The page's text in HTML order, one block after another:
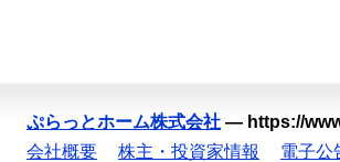
ぷらっとホーム株式会社 — https://
会社概要
株主・投資家情報 電子公